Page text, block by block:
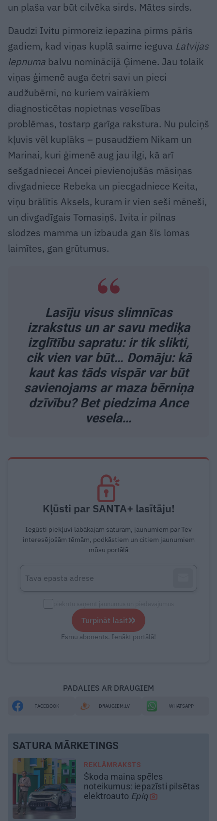
un plaša var būt cilvēka sirds. Mātes sirds.
Daudzi Ivitu pirmoreiz iepazina pirms pāris
gadiem, kad viņas kuplā saime ieguva Latvijas
lepnuma balvu nominācijā Ģimene. Jau tolaik
viņas ģimenē auga četri savi un pieci
audžubērni, no kuriem vairākiem
diagnosticētas nopietnas veselības
problēmas, tostarp garīga rakstura. Nu pulciņš
kļuvis vēl kuplāks – pusaudžiem Nikam un
Marinai, kuri ģimenē aug jau ilgi, kā arī
sešgadniecei Ancei pievienojušās māsiņas
divgadniece Rebeka un piecgadniece Keita,
viņu brālītis Aksels, kuram ir vien seši mēneši,
un divgadīgais Tomasiņš. Ivita ir pilnas
slodzes mamma un izbauda gan šīs lomas
laimītes, gan grūtumus.
Lasīju visus slimnīcas
izrakstus un ar savu mediķa
izglītību sapratu: ir tik slikti,
cik vien var būt… Domāju: kā
kaut kas tāds vispār var būt
savienojams ar maza bērniņa
dzīvību? Bet piedzima Ance
vesela…
Kļūsti par SANTA+ lasītāju!
Iegūsti piekļuvi labākajam saturam, jaunumiem par Tev
interesējošām tēmām, podkāstiem un citiem jaunumiem
mūsu portālā
Turpināt lasīt»
Esmu abonents. Ienākt portālā!
PADALIES AR DRAUGIEM
FACEBOOK DRAUGIEM.LV WHATSAPP
SATURA MĀRKETINGS
REKLĀMRAKSTS
No kā ir atkarīgas elektroauto
uzlādes izmaksas? Skaidro
Viršu eksperti